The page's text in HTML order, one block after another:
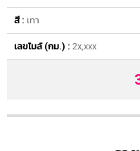
สี : เทา
เลขไมล์ (กม.) : 2x,xxx